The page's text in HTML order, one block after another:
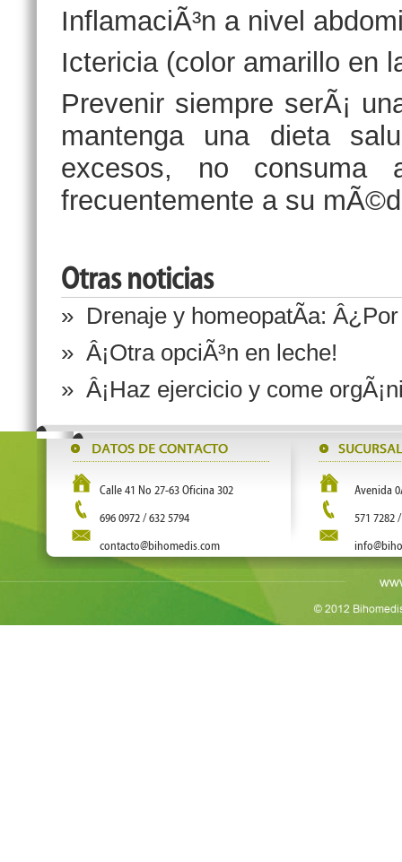
InflamaciÃ³n a nivel
Ictericia (color amarillo en
Prevenir siempre serÃ¡
mantenga una dieta
excesos, no consuma
frecuentemente a su
Otras noticias
» Drenaje y homeopatÃ­a:
» Â¡Otra opciÃ³n en leche!
» Â¡Haz ejercicio y come
Calle 41 No 27-63 Oficina 302
Avenida
696 0972 / 632 5794
571 7282
contacto@bihomedis.com